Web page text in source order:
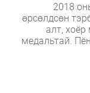
2018
өрсөлдсөн
алт, хоёр
медальтай.